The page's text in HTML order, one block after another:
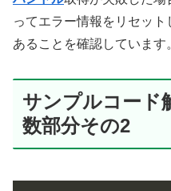
ってエラー情報をリセット
あることを確認しています
サンプルコード
数部分その2